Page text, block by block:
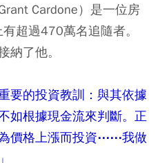
Cardone）是一位房
超過470萬名追隨者。
納了他。
要的投資教訓：與其依據
如根據現金流來判斷。正
價格上漲而投資⋯⋯我做